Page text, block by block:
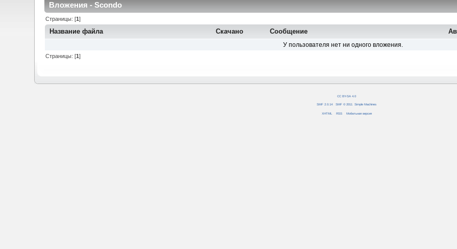
Вложения - Scondo
Страницы: [1]
Название файла Скачано Сообщение
У пользователя нет ни одного вложения.
Страницы: [1]
CC BY-SA 4.0
SMF 2.0.14 SMF © 2011 Simple Machines
XHTML RSS Мобильная версия